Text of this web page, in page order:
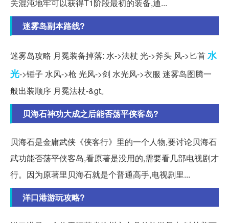
关混沌地牢可以获得T1阶段最初的装备,通...
迷雾岛副本路线?
迷雾岛攻略 月冕装备掉落: 水->法杖 光->斧头 风->匕首水
光->锤子 水风->枪 光风->剑 水光风->衣服 迷雾岛图腾一
般出装顺序 月冕法杖-&gt。
贝海石神功大成之后能否荡平侠客岛?
贝海石是金庸武侠《侠客行》里的一个人物,要讨论贝海石
武功能否荡平侠客岛,看原著是没用的,需要看几部电视剧才
行。因为原著里贝海石就是个普通高手,电视剧里...
洋口港游玩攻略?